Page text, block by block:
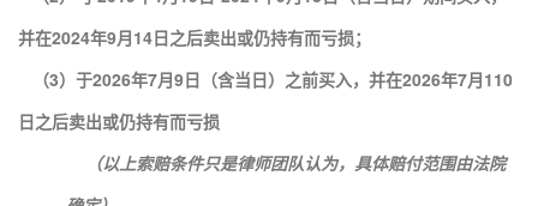
并在2024年9月14日之后卖出或仍持有而亏损；
（3）于2026年7月9日（含当日）之前买入，并在2026年7月110
日之后卖出或仍持有而亏损
（以上索赔条件只是律师团队认为，具体赔付范围由法院